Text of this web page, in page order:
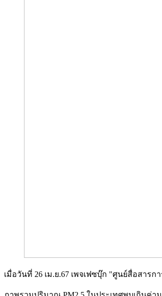
เมื่อวันที่ 26 เม.ย.67 เพจเฟซบุ๊ก "ศูนย์สื่อสา